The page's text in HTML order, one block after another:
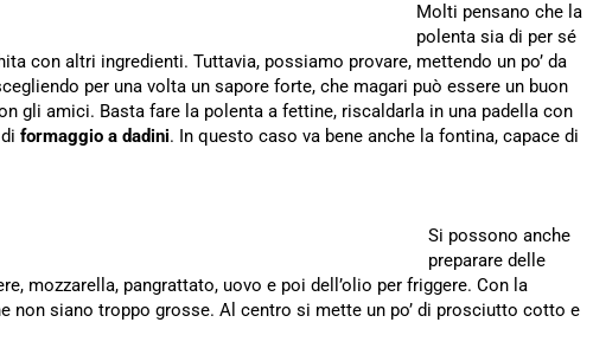
Molti pensano che la
polenta sia di per sé
con altri ingredienti. Tuttavia, possiamo provare, mettendo un po’ da
per una volta un sapore forte, che magari può essere un buon
gli amici. Basta fare la polenta a fettine, riscaldarla in una padella con
formaggio a dadini. In questo caso va bene anche la fontina, capace di
Si possono anche
preparare delle
mozzarella, pangrattato, uovo e poi dell’olio per friggere. Con la
non siano troppo grosse. Al centro si mette un po’ di prosciutto cotto e